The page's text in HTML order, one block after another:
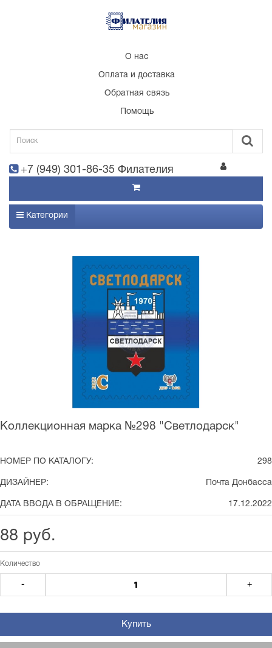
О нас
Оплата и доставка
Обратная связь
Помощь
+7 (949) 301-86-35 Филателия
Категории
Коллекционная марка №298 "Светлодарск"
НОМЕР ПО КАТАЛОГУ: 298
ДИЗАЙНЕР: Почта Донбасса
ДАТА ВВОДА В ОБРАЩЕНИЕ: 17.12.2022
88 руб.
Количество
- +
Купить